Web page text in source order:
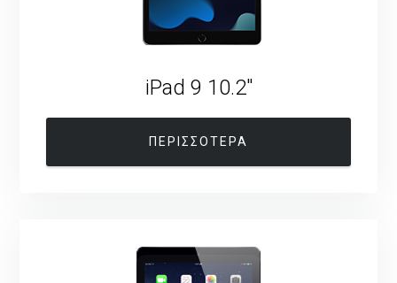
iPad 9 10.2″
ΠΕΡΙΣΣΟΤΕΡΑ